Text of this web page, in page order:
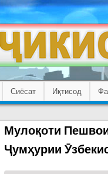
Сиёсат Иқтисод
Мулоқоти
Ҷумҳурии